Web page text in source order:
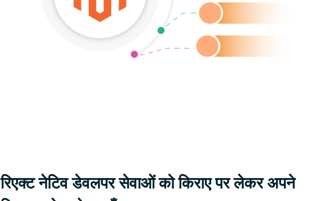
रिएक्ट नेटिव डेवलपर सेवाओं को किराए पर लेकर अपने